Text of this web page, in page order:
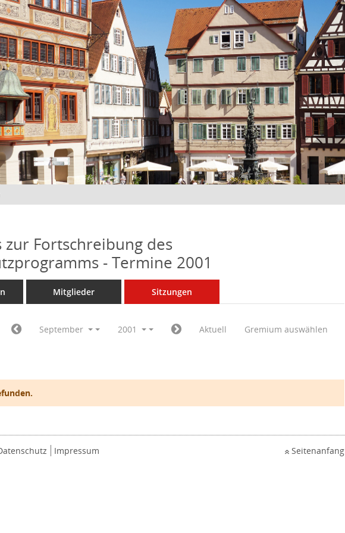
zur Fortschreibung des
- Termine 2001
Mitglieder Sitzungen
September 2001 Aktuell Gremium auswählen
Impressum Seitenanfang